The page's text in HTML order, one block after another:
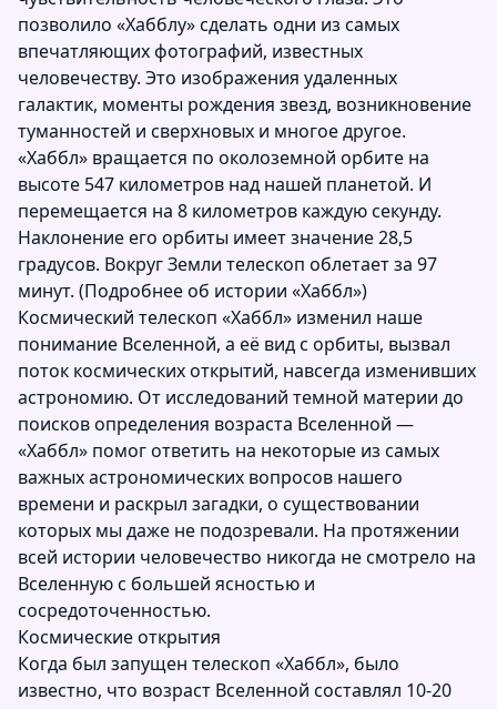
позволило «Хабблу» сделать одни из самых
впечатляющих фотографий, известных
человечеству. Это изображения удаленных
галактик, моменты рождения звезд, возникновение
туманностей и сверхновых и многое другое.
«Хаббл» вращается по околоземной орбите на
высоте 547 километров над нашей планетой. И
перемещается на 8 километров каждую секунду.
Наклонение его орбиты имеет значение 28,5
градусов. Вокруг Земли телескоп облетает за 97
минут. (Подробнее об истории «Хаббл»)
Космический телескоп «Хаббл» изменил наше
понимание Вселенной, а её вид с орбиты, вызвал
поток космических открытий, навсегда изменивших
астрономию. От исследований темной материи до
поисков определения возраста Вселенной —
«Хаббл» помог ответить на некоторые из самых
важных астрономических вопросов нашего
времени и раскрыл загадки, о существовании
которых мы даже не подозревали. На протяжении
всей истории человечество никогда не смотрело на
Вселенную с большей ясностью и
сосредоточенностью.
Космические открытия
Когда был запущен телескоп «Хаббл», было
известно, что возраст Вселенной составлял 10-20